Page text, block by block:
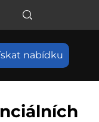
nabídku